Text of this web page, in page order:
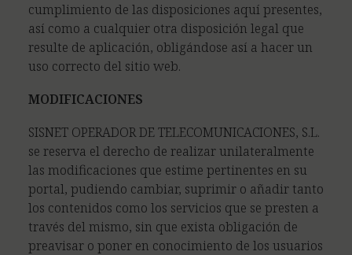
cumplimiento de las disposiciones aquí presentes,
así como a cualquier otra disposición legal que
resulte de aplicación, obligándose así a hacer un
uso correcto del sitio web.
MODIFICACIONES
SISNET OPERADOR DE TELECOMUNICACIONES, S.L.
se reserva el derecho de realizar unilateralmente
las modificaciones que estime pertinentes en su
portal, pudiendo cambiar, suprimir o añadir tanto
los contenidos como los servicios que se presten a
través del mismo, sin que exista obligación de
preavisar o poner en conocimiento de los usuarios